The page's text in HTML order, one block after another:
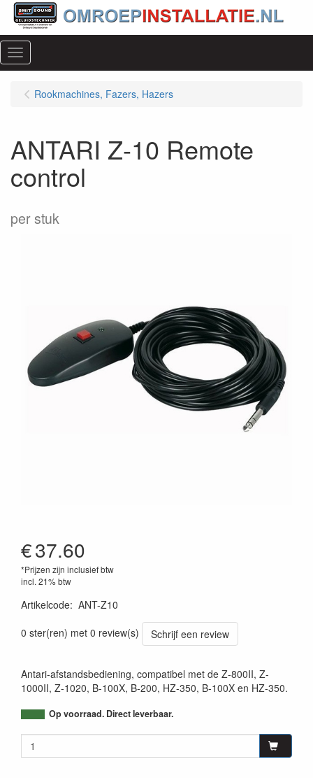
Menu
Rookmachines, Fazers, Hazers
ANTARI Z-10 Remote
control
per stuk
€37.60
*Prijzen zijn inclusief btw
incl. 21% btw
Artikelcode: ANT-Z10
0 ster(ren) met 0 review(s)
Schrijf een review
Antari-afstandsbediening, compatibel met de Z-800II, Z-
1000II, Z-1020, B-100X, B-200, HZ-350, B-100X en HZ-350.
Op voorraad. Direct leverbaar.